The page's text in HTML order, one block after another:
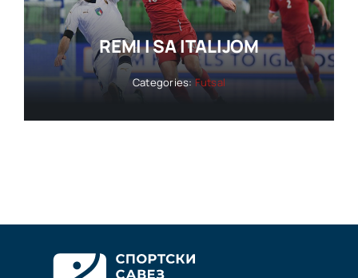
REMI I SA ITALIJOM
Categories:Futsal